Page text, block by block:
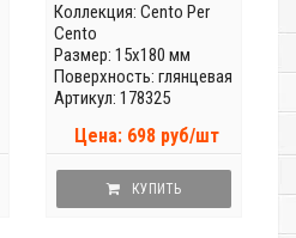
Коллекция: Cento Per
Cento
Размер: 15x180 мм
Поверхность: глянцевая
Артикул: 178325
Цена: 698 руб/шт
КУПИТЬ